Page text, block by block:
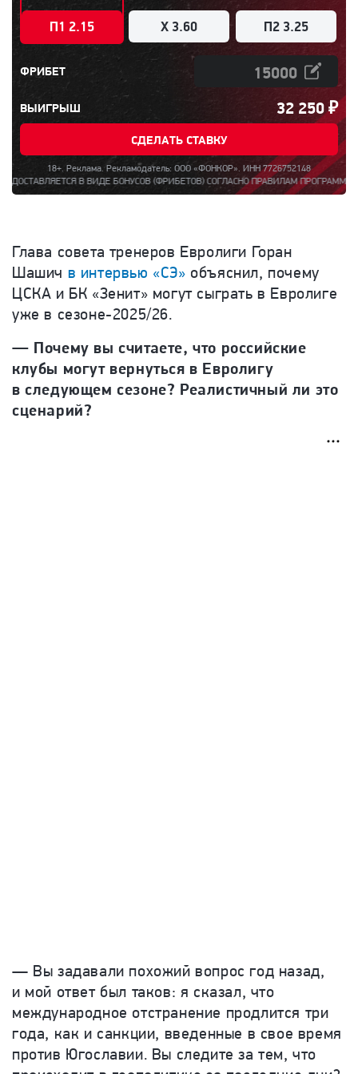
П1 2.15 X 3.60 П2 3.25
ФРИБЕТ
ВЫИГРЫШ 32 250₽
СДЕЛАТЬ СТАВКУ
18+. Реклама. Рекламодатель: ООО «ФОНКОР». ИНН 7726752148
В ВИДЕ БОНУСОВ (ФРИБЕТОВ) СОГЛАСНО ПРАВИЛАМ ПРОГРАММЫ
Глава совета тренеров Евролиги Горан
Шашич в интервью «СЭ» объяснил, почему
ЦСКА и БК «Зенит» могут сыграть в Евролиге
уже в сезоне-2025/26.
— Почему вы считаете, что российские
клубы могут вернуться в Евролигу
в следующем сезоне? Реалистичный ли это
сценарий?
— Вы задавали похожий вопрос год назад,
и мой ответ был таков: я сказал, что
международное отстранение продлится три
года, как и санкции, введенные в свое время
против Югославии. Вы следите за тем, что